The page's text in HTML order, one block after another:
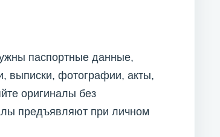
паспортные данные,
выписки, фотографии, акты,
оригиналы без
предъявляют при личном